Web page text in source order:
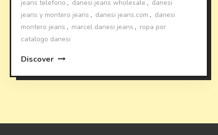
jeans telefono , danesi jeans wholesale , danesi
jeans y montero jeans , danesi jeans.com , danesi
montero jeans , marcel danesi jeans , ropa por
catalogo danesi
Discover